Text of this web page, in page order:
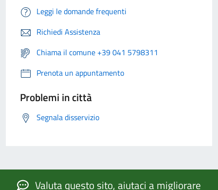
Leggi le domande frequenti
Richiedi Assistenza
Chiama il comune +39 041 5798311
Prenota un appuntamento
Problemi in città
Segnala disservizio
Valuta questo sito, aiutaci a migliorare